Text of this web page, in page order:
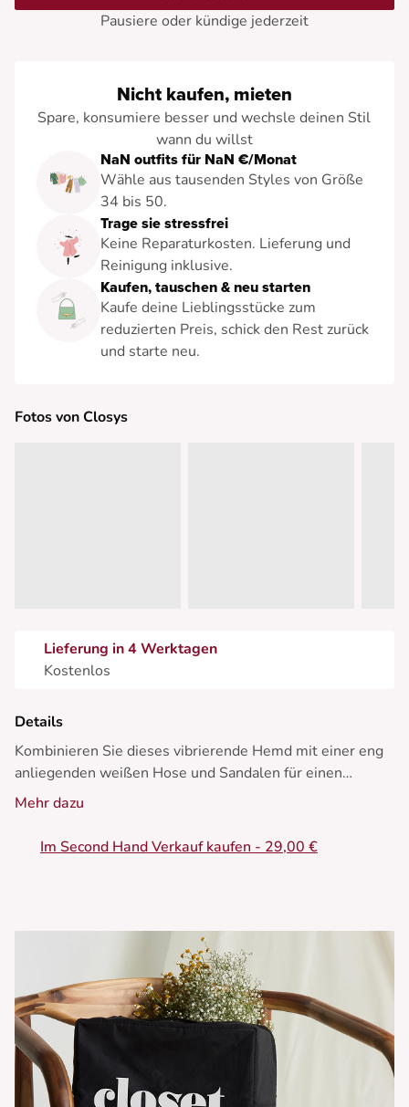
Pausiere oder kündige jederzeit
Nicht kaufen, mieten
Spare, konsumiere besser und wechsle deinen Stil
wann du willst
NaN outfits für NaN €/Monat
Wähle aus tausenden Styles von Größe
34 bis 50.
Trage sie stressfrei
Keine Reparaturkosten. Lieferung und
Reinigung inklusive.
Kaufen, tauschen & neu starten
Kaufe deine Lieblingsstücke zum
reduzierten Preis, schick den Rest zurück
und starte neu.
Fotos von Closys
Lieferung in 4 Werktagen
Kostenlos
Details
Kombinieren Sie dieses vibrierende Hemd mit einer eng
anliegenden weißen Hose und Sandalen für einen
sommerlichen Look. Fügen Sie goldene Ohrringe für
- Knopfverschluss vorne
- Streifen- und Fruchtdruck
Mehr dazu
Im Second Hand Verkauf kaufen - 29,00 €